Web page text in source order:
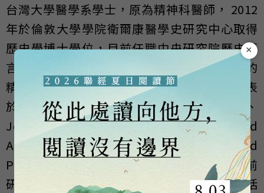
台灣大學醫學系學士，原為精神科醫師， 2012
年於倫敦大學學院衛爾康醫學史研究中心取得
歷史學博士學位，目前任職中央研究院歷史語
言研究所助研究員。其主要研究興趣為東亞的
精神醫學、心理學與心理治療史。論文曾發表
於《台灣社會研究季刊》、《新史學》、
Journal of the History of Medicine and
Allied Sciences, Culture, Medicine, and
Psychiatry, History of Science等期刊。目前
研究聚焦於二十世紀初日本的心理治療，包括
×